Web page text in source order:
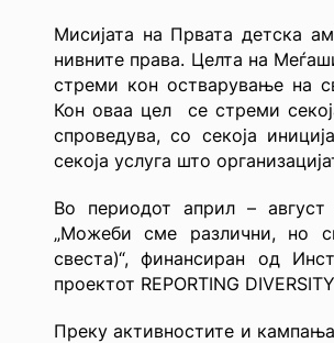
Мисијата на Првата детска
нивните права. Целта на
стреми кон остварување на
Кон оваа цел се стреми
спроведува, со секоја
секоја услуга што
Во периодот април –
„Можеби сме различни, но
свеста)“, финансиран од
проектот REPORTING
Преку активностите и